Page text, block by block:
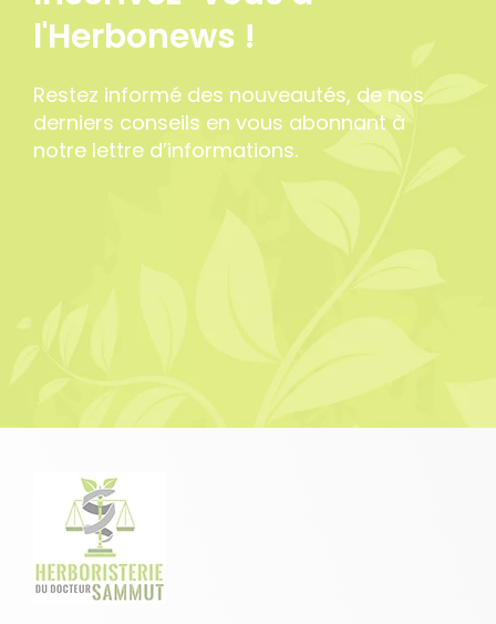
l'Herbonews !
Restez informé des nouveautés, de nos
derniers conseils en vous abonnant à
notre lettre d’informations.